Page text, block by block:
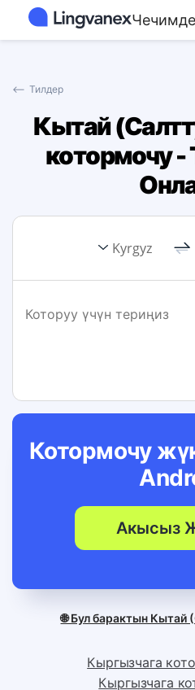
⟵ Тилдер
Кытай
котормочу -
Kyrgyz
Котормочу
Акысыз
🌐 Бул барактын Кытай